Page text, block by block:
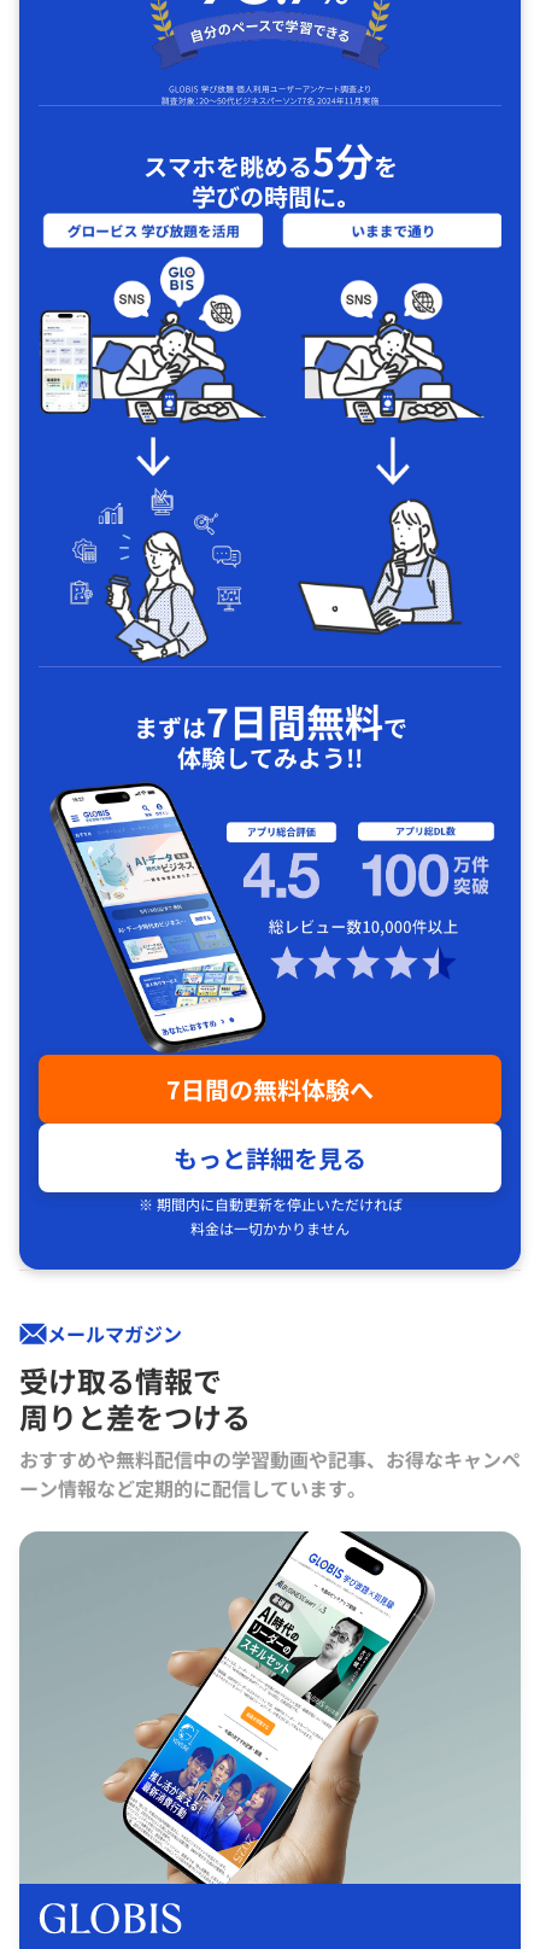
スマホを眺める5分を
学びの時間に｡
まずは7日間無料で
体験してみよう!!
7日間の無料体験へ
もっと詳細を見る
※ 期間内に自動更新を停止いただければ
料金は一切かかりません
メールマガジン
受け取る情報で
周りと差をつける
おすすめや無料配信中の学習動画や記事、お得なキャンペ
ーン情報など定期的に配信しています。